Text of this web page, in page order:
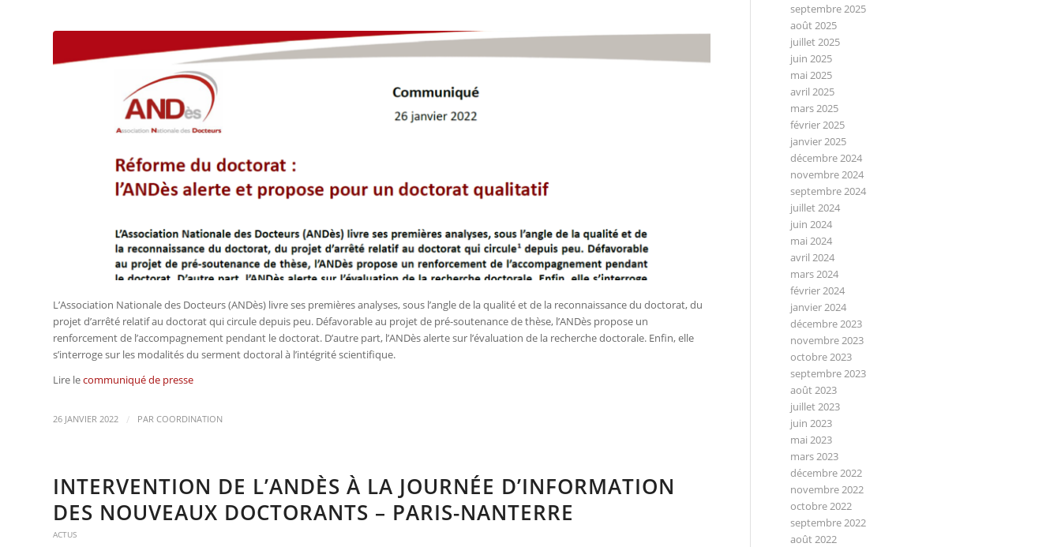
L’Association Nationale des Docteurs (ANDès) livre ses premières analyses, sous l’angle de la qualité et de la reconnaissance du doctorat, du
projet d’arrêté relatif au doctorat qui circule depuis peu. Défavorable au projet de pré-soutenance de thèse, l’ANDès propose un
renforcement de l’accompagnement pendant le doctorat. D’autre part, l’ANDès alerte sur l’évaluation de la recherche doctorale. Enfin, elle
s’interroge sur les modalités du serment doctoral à l’intégrité scientifique.
Lire lecommuniqué de presse
26 JANVIER 2022 / PAR COORDINATION
INTERVENTION DE L’ANDÈS À LA JOURNÉE D’INFORMATION
DES NOUVEAUX DOCTORANTS – PARIS-NANTERRE
ACTUS
septembre 2025
août 2025
juillet 2025
juin 2025
mai 2025
avril 2025
mars 2025
février 2025
janvier 2025
décembre 2024
novembre 2024
septembre 2024
juillet 2024
juin 2024
mai 2024
avril 2024
mars 2024
février 2024
janvier 2024
décembre 2023
novembre 2023
octobre 2023
septembre 2023
août 2023
juillet 2023
juin 2023
mai 2023
mars 2023
décembre 2022
novembre 2022
octobre 2022
septembre 2022
août 2022